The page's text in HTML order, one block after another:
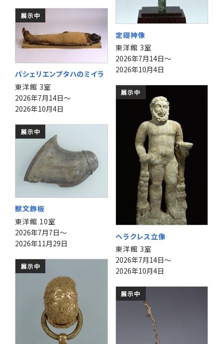
定礎神像
東洋館 3室
2026年7月14日～
2026年10月4日
展示中
パシェリエンプタハのミイラ
東洋館 3室
2026年7月14日～
2026年10月4日
展示中
ヘラクレス立像
東洋館 3室
2026年7月14日～
2026年10月4日
展示中
獣文飾板
東洋館 10室
2026年7月7日～
2026年11月29日
展示中
展示中